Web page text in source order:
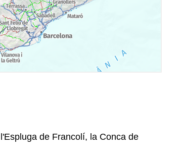
de Francolí, la Conca de